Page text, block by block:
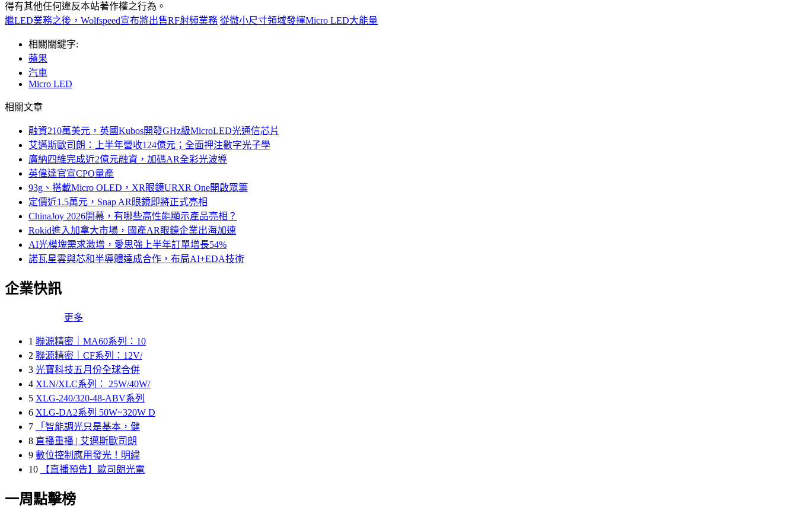
得有其他任何違反本站著作權之行為。
繼LED業務之後，Wolfspeed宣布將出售RF射頻業務 從微小尺寸領域發揮Micro LED大能量
相關關鍵字:
蘋果
汽車
Micro LED
相關文章
融資210萬美元，英國Kubos開發GHz級MicroLED光通信芯片
艾邁斯歐司朗：上半年營收124億元；全面押注數字光子學
廣納四維完成近2億元融資，加碼AR全彩光波導
英偉達官宣CPO量產
93g、搭載Micro OLED，XR眼鏡URXR One開啟眾籌
定價近1.5萬元，Snap AR眼鏡即將正式亮相
ChinaJoy 2026開幕，有哪些高性能顯示產品亮相？
Rokid進入加拿大市場，國產AR眼鏡企業出海加速
AI光模塊需求激增，愛思強上半年訂單增長54%
諾瓦星雲與芯和半導體達成合作，布局AI+EDA技術
企業快訊
更多
1 聯源精密｜MA60系列：10
2 聯源精密｜CF系列：12V/
3 光寶科技五月份全球合併
4 XLN/XLC系列： 25W/40W/
5 XLG-240/320-48-ABV系列
6 XLG-DA2系列 50W~320W D
7
「智能調光只是基本，健
8 直播重播 | 艾邁斯歐司朗
9 數位控制應用發光！明緯
10
【直播預告】歐司朗光電
一周點擊榜